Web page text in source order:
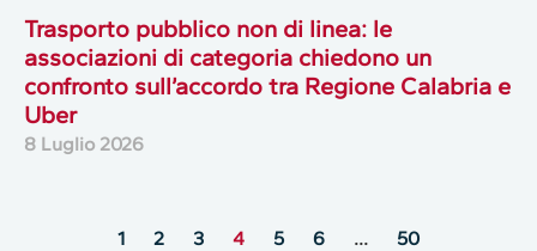
Trasporto pubblico non di linea: le
associazioni di categoria chiedono un
confronto sull’accordo tra Regione Calabria e
Uber
8 Luglio 2026
1 2 3 4 5 6 … 50